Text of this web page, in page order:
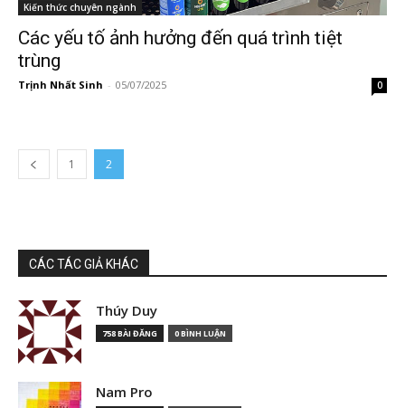
Kiến thức chuyên ngành
Các yếu tố ảnh hưởng đến quá trình tiệt
trùng
Trịnh Nhất Sinh - 05/07/2025 0
1 2
CÁC TÁC GIẢ KHÁC
Thúy Duy
758 BÀI ĐĂNG 0 BÌNH LUẬN
Nam Pro